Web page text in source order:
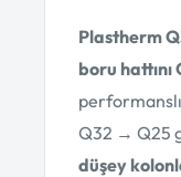
Plastherm
boru
Q32 → Q25
düşey